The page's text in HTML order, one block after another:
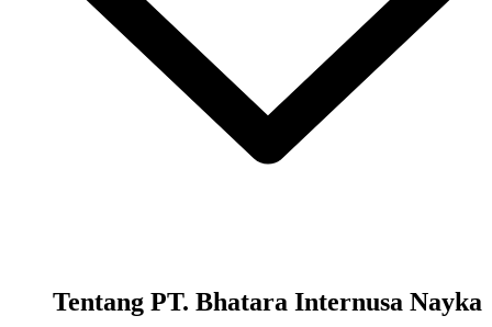
Tentang PT. Bhatara Internusa Nayka